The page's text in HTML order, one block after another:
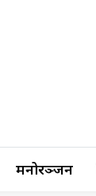
मनोरञ्जन